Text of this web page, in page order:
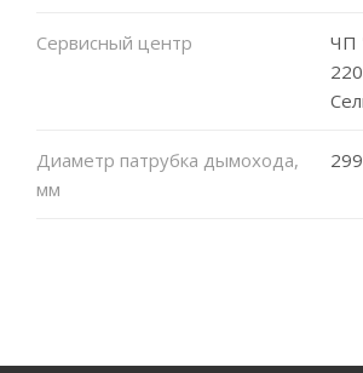
Сервисный центр
ЧП
Диаметр патрубка дымохода,
мм
299